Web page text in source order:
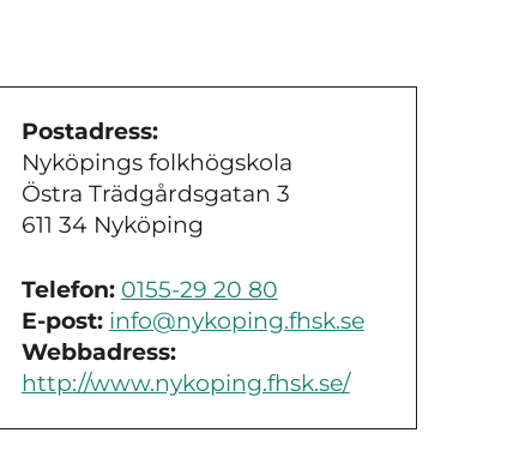
Postadress:
Nyköpings folkhögskola
Östra Trädgårdsgatan 3
611 34 Nyköping
Telefon: 0155-29 20 80
E-post: info@nykoping.fhsk.se
Webbadress:
http://www.nykoping.fhsk.se/